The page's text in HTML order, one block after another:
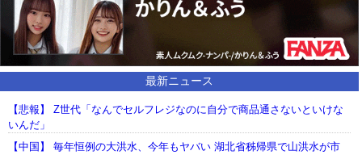
最新ニュース
【悲報】 Z世代「なんでセルフレジなのに自分で商品通さないといけな
いんだ」
【中国】 毎年恒例の大洪水、今年もヤバい 湖北省秭帰県で山洪水が市